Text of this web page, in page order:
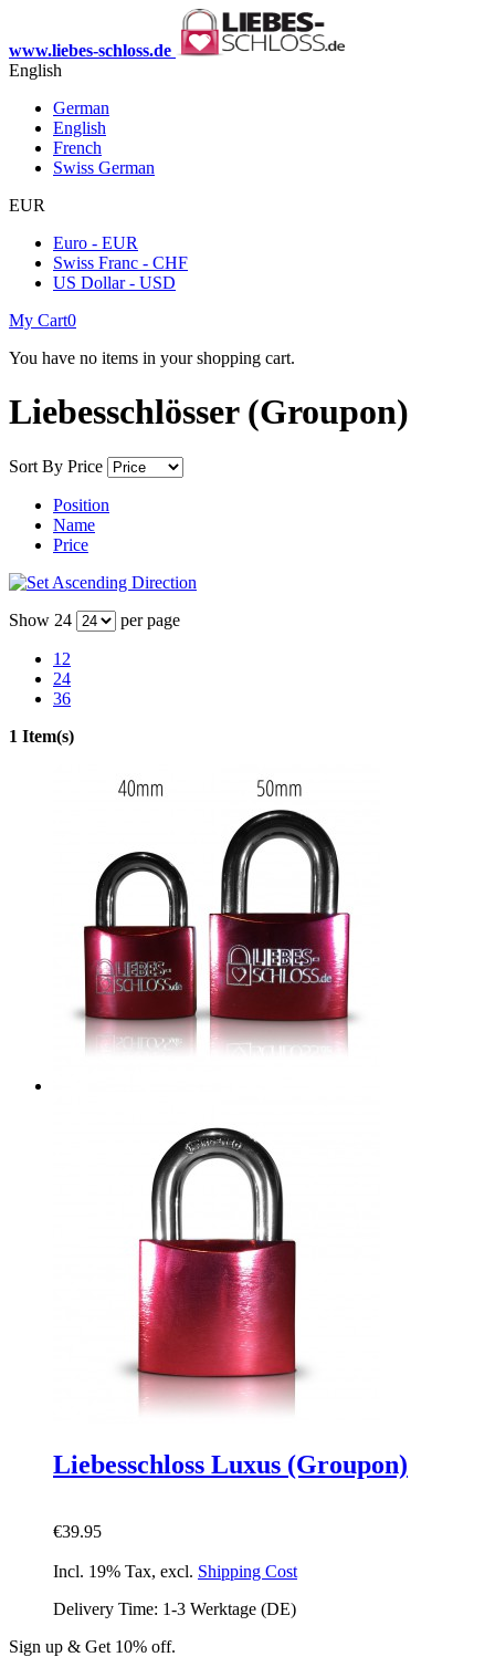
www.liebes-schloss.de
English
German
English
French
Swiss German
EUR
Euro - EUR
Swiss Franc - CHF
US Dollar - USD
My Cart0
You have no items in your shopping cart.
Liebesschlösser (Groupon)
Sort By Price
Position
Name
Price
Show 24 per page
12
24
36
1 Item(s)
Liebesschloss Luxus (Groupon)
€39.95
Incl. 19% Tax, excl. Shipping Cost
Delivery Time: 1-3 Werktage (DE)
Sign up & Get 10% off.